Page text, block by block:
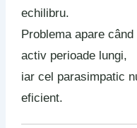
echilibru.
Problema apare
activ perioade lungi,
iar cel parasimpatic
eficient.